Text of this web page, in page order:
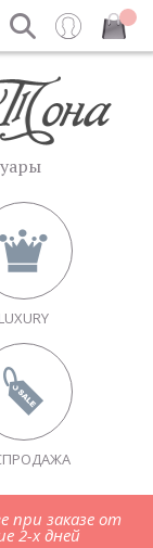
Закрыть
LUXURY
при заказе от
2-х дней